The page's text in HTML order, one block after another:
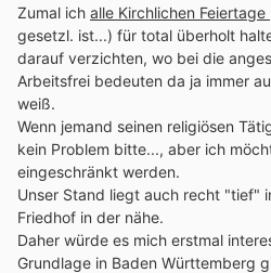
Zumal ich alle Kirchlichen Feiertage
gesetzl. ist...) für total überholt
darauf verzichten, wo bei die
Arbeitsfrei bedeuten da ja immer
weiß.
Wenn jemand seinen religiösen
kein Problem bitte..., aber ich
eingeschränkt werden.
Unser Stand liegt auch recht "tief"
Friedhof in der nähe.
Daher würde es mich erstmal
Grundlage in Baden Württemberg